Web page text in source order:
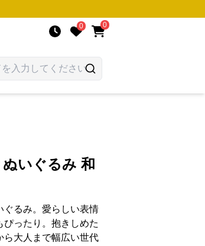
0 0
いぐるみ 和
ぐるみ。愛らしい表情
ったり。抱きしめた
ら大人まで幅広い世代